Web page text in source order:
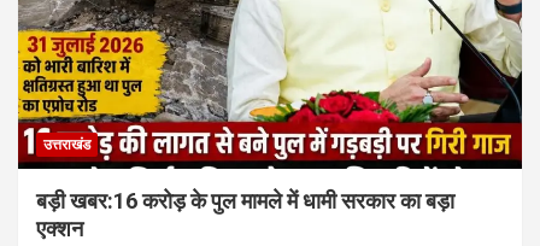
उत्तराखंड
बड़ी खबर:16 करोड़ के पुल मामले में धामी सरकार का बड़ा
एक्शन